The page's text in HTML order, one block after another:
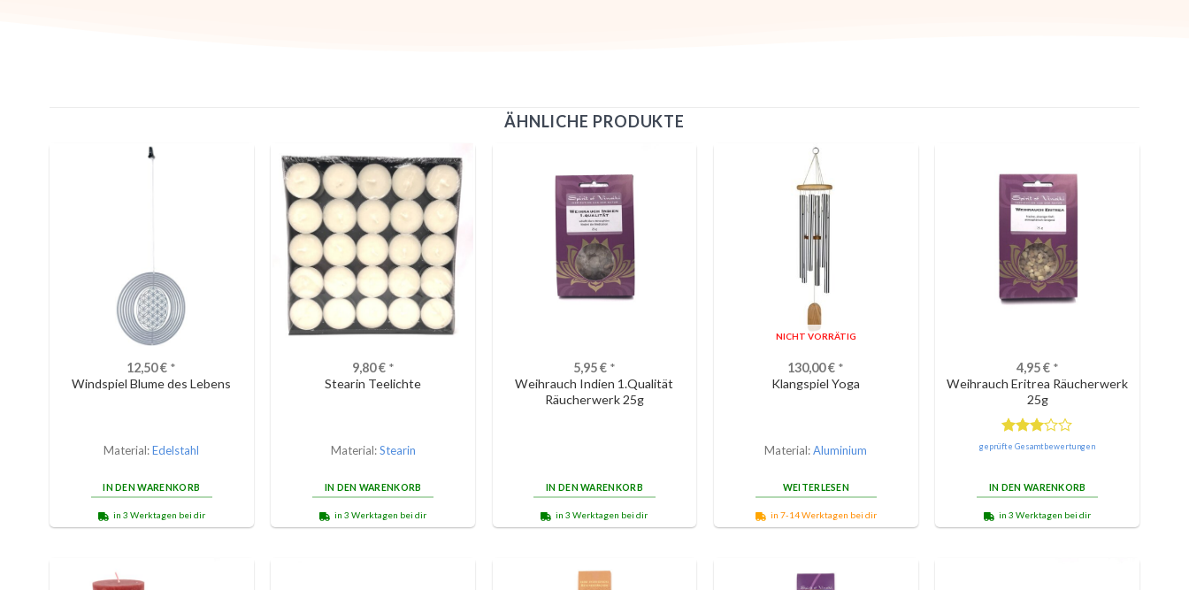
ÄHNLICHE PRODUKTE
12,50€ *
Windspiel Blume des Lebens
Material:Edelstahl
IN DEN WARENKORB
in 3 Werktagen bei dir
9,80€*
Stearin Teelichte
Material:Stearin
IN DEN WARENKORB
in 3 Werktagen bei dir
5,95€*
Weihrauch Indien 1.Qualität
Räucherwerk 25g
IN DEN WARENKORB
in 3 Werktagen bei dir
NICHT VORRÄTIG
130,00€ *
Klangspiel Yoga
Material:Aluminium
WEITERLESEN
in 7-14 Werktagen bei dir
4,95€*
Weihrauch Eritrea Räucherwerk
25g
Bewertet
von 5
geprüfte Gesamtbewertungen
IN DEN WARENKORB
in 3 Werktagen bei dir